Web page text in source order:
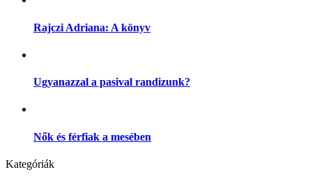
Rajczi Adriana: A könyv
Ugyanazzal a pasival randizunk?
Nők és férfiak a mesében
Kategóriák